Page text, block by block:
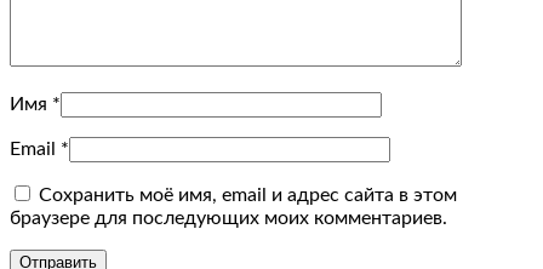
Имя *
Email *
Сохранить моё имя, email и адрес сайта в этом
браузере для последующих моих комментариев.